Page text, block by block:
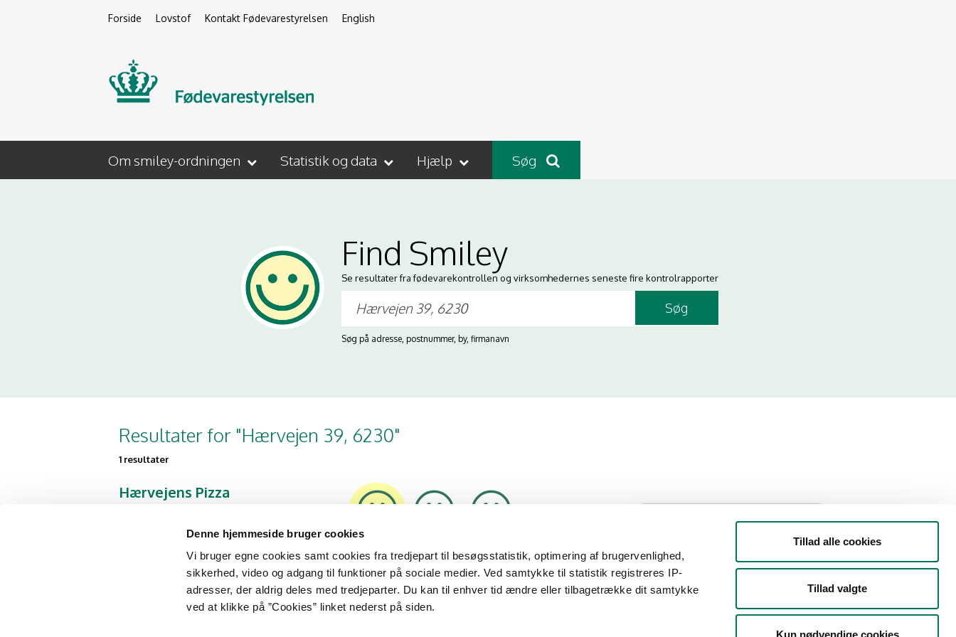
Denne hjemmeside bruger cookies
Vi bruger egne cookies samt cookies fra tredjepart til besøgsstatistik, optimering af brugervenlighed,
sikkerhed, video og adgang til funktioner på sociale medier. Ved samtykke til statistik registreres IP-
adresser, der aldrig deles med tredjeparter. Du kan til enhver tid ændre eller tilbagetrække dit samtykke
ved at klikke på ”Cookies” linket nederst på siden.
Tillad alle cookies
Tillad valgte
Kun nødvendige cookies
Forside Lovstof Kontakt Fødevarestyrelsen English
Om smiley-ordningen Statistik og data Hjælp Søg
Find Smiley
Se resultater fra fødevarekontrollen og virksomhedernes seneste fire kontrolrapporter
Søg
Søg på adresse, postnummer, by, firmanavn
Resultater for "Hærvejen 39, 6230"
1 resultater
Hærvejens Pizza
28/01/26
Filtrer din søgning
Smiley